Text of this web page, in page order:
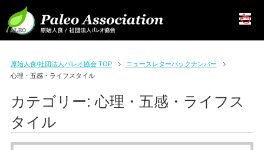
原始人食/社団法人パレオ協会 TOP
ニュースレターバックナンバー
心理・五感・ライフスタイル
カテゴリー:心理・五感・ライフス
タイル